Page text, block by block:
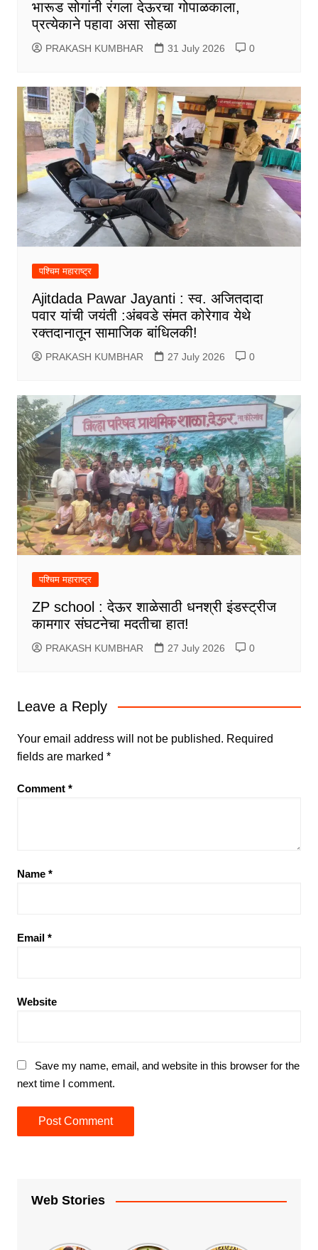
भारूड सोगांनी रंगला देऊरचा गोपाळकाला,
प्रत्येकाने पहावा असा सोहळा
PRAKASH KUMBHAR 31 July 2026 0
पश्चिम महाराष्ट्र
Ajitdada Pawar Jayanti : स्व. अजितदादा
पवार यांची जयंती :अंबवडे संमत कोरेगाव येथे
रक्तदानातून सामाजिक बांधिलकी!
PRAKASH KUMBHAR 27 July 2026 0
पश्चिम महाराष्ट्र
ZP school : देऊर शाळेसाठी धनश्री इंडस्ट्रीज
कामगार संघटनेचा मदतीचा हात!
PRAKASH KUMBHAR 27 July 2026 0
Leave a Reply
Your email address will not be published. Required
fields are marked *
Comment *
Name *
Email *
Website
Save my name, email, and website in this browser for the
next time I comment.
Web Stories